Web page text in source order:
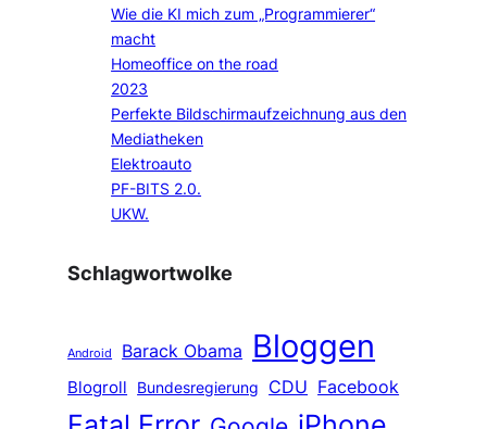
Wie die KI mich zum „Programmierer“
macht
Homeoffice on the road
2023
Perfekte Bildschirmaufzeichnung aus den
Mediatheken
Elektroauto
PF-BITS 2.0.
UKW.
Schlagwortwolke
Android Barack Obama Bloggen
Blogroll Bundesregierung CDU Facebook